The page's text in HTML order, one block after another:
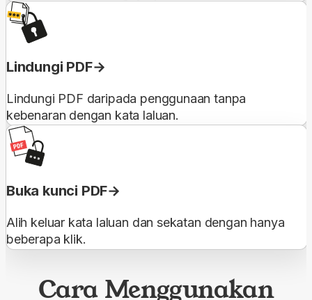
Lindungi PDF
Lindungi PDF daripada penggunaan tanpa
kebenaran dengan kata laluan.
Buka kunci PDF
Alih keluar kata laluan dan sekatan dengan hanya
beberapa klik.
Cara Menggunakan